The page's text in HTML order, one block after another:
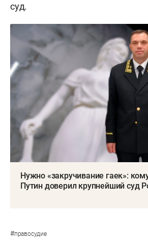
суд.
Нужно «закручивание гаек»:
Путин доверил крупнейший суд
#правосудие